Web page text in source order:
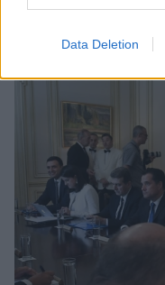
Data Deletion